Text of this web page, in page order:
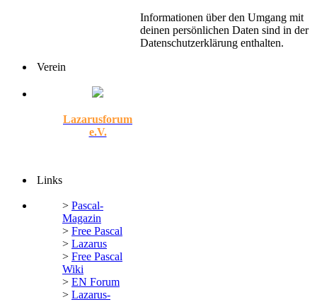
Informationen über den Umgang mit
deinen persönlichen Daten sind in der
Datenschutzerklärung enthalten.
Verein
Lazarusforum
e.V.
Links
> Pascal-
Magazin
> Free Pascal
> Lazarus
> Free Pascal
Wiki
> EN Forum
> Lazarus-